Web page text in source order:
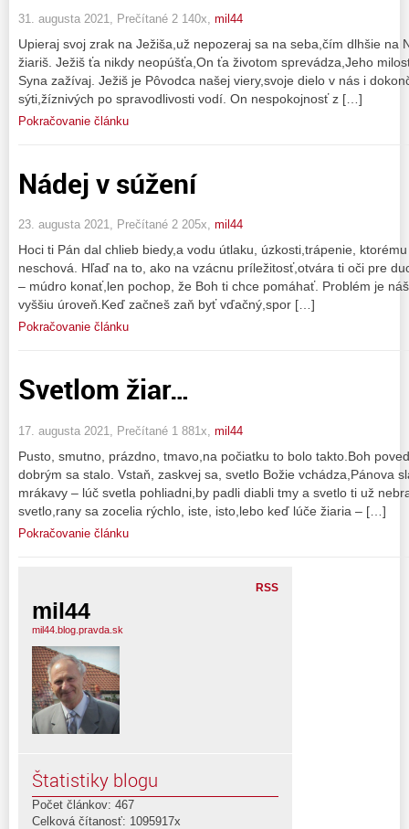
31. augusta 2021, Prečítané 2 140x, mil44
Upieraj svoj zrak na Ježiša,už nepozeraj sa na seba,čím dlhšie na
žiariš. Ježiš ťa nikdy neopúšťa,On ťa životom sprevádza,Jeho
Syna zažívaj. Ježiš je Pôvodca našej viery,svoje dielo v nás i
sýti,žíznivých po spravodlivosti vodí. On nespokojnosť z […]
Pokračovanie článku
Nádej v súžení
23. augusta 2021, Prečítané 2 205x, mil44
Hoci ti Pán dal chlieb biedy,a vodu útlaku, úzkosti,trápenie,
neschová. Hľaď na to, ako na vzácnu príležitosť,otvára ti oči pre
– múdro konať,len pochop, že Boh ti chce pomáhať. Problém je
vyššiu úroveň.Keď začneš zaň byť vďačný,spor […]
Pokračovanie článku
Svetlom žiar…
17. augusta 2021, Prečítané 1 881x, mil44
Pusto, smutno, prázdno, tmavo,na počiatku to bolo takto.Boh
dobrým sa stalo. Vstaň, zaskvej sa, svetlo Božie vchádza,Pánova
mrákavy – lúč svetla pohliadni,by padli diabli tmy a svetlo ti už
svetlo,rany sa zocelia rýchlo, iste, isto,lebo keď lúče žiaria – […]
Pokračovanie článku
RSS
mil44
mil44.blog.pravda.sk
Štatistiky blogu
Počet článkov: 467
Celková čítanosť: 1095917x